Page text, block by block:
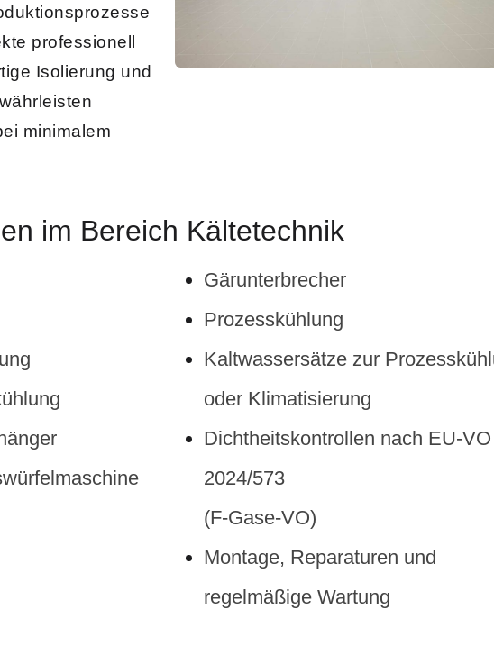
professionell
Isolierung und
minimalem
im Bereich Kältetechnik
Gärun­ter­brech­er
Prozessküh­lung
Kalt­wasser­sätze zur
oder Kli­ma­tisierung
Dichtheit­skon­trollen nach EU-VO
2024/573
(F-Gase-VO)
Montage, Reparaturen und
regelmäßige Wartung